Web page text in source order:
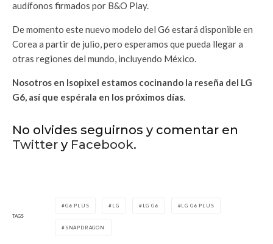
audífonos firmados por B&O Play.
De momento este nuevo modelo del G6 estará disponible en
Corea a partir de julio, pero esperamos que pueda llegar a
otras regiones del mundo, incluyendo México.
Nosotros en Isopixel estamos cocinando la reseña del LG
G6, así que espérala en los próximos días.
No olvides seguirnos y comentar en
Twitter y Facebook.
TAGS
G6 PLUS LG LG G6 LG G6 PLUS
SNAPDRAGON